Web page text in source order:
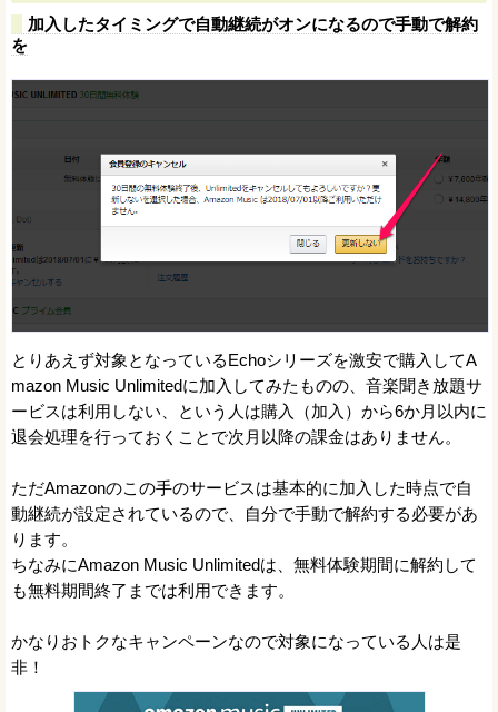
加入したタイミングで自動継続がオンになるので手動で解約
を
とりあえず対象となっているEchoシリーズを激安で購入してA
mazon Music Unlimitedに加入してみたものの、音楽聞き放題サ
ービスは利用しない、という人は購入（加入）から6か月以内に
退会処理を行っておくことで次月以降の課金はありません。
ただAmazonのこの手のサービスは基本的に加入した時点で自
動継続が設定されているので、自分で手動で解約する必要があ
ります。
ちなみにAmazon Music Unlimitedは、無料体験期間に解約して
も無料期間終了までは利用できます。
かなりおトクなキャンペーンなので対象になっている人は是
非！